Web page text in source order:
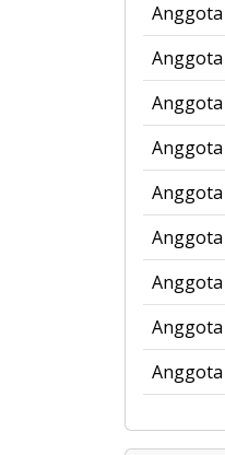
Anggota
Anggota
Anggota
Anggota
Anggota
Anggota
Anggota
Anggota
Anggota